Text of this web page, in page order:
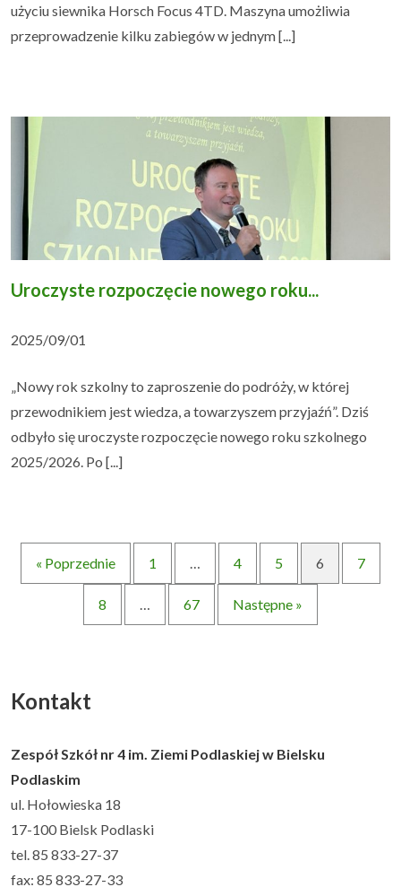
użyciu siewnika Horsch Focus 4TD. Maszyna umożliwia
przeprowadzenie kilku zabiegów w jednym [...]
Uroczyste rozpoczęcie nowego roku...
2025/09/01
„Nowy rok szkolny to zaproszenie do podróży, w której
przewodnikiem jest wiedza, a towarzyszem przyjaźń”. Dziś
odbyło się uroczyste rozpoczęcie nowego roku szkolnego
2025/2026. Po [...]
« Poprzednie 1 4 5 6 7
8 67 Następne »
Kontakt
Zespół Szkół nr 4 im. Ziemi Podlaskiej w Bielsku
Podlaskim
ul. Hołowieska 18
17-100 Bielsk Podlaski
tel. 85 833-27-37
fax: 85 833-27-33